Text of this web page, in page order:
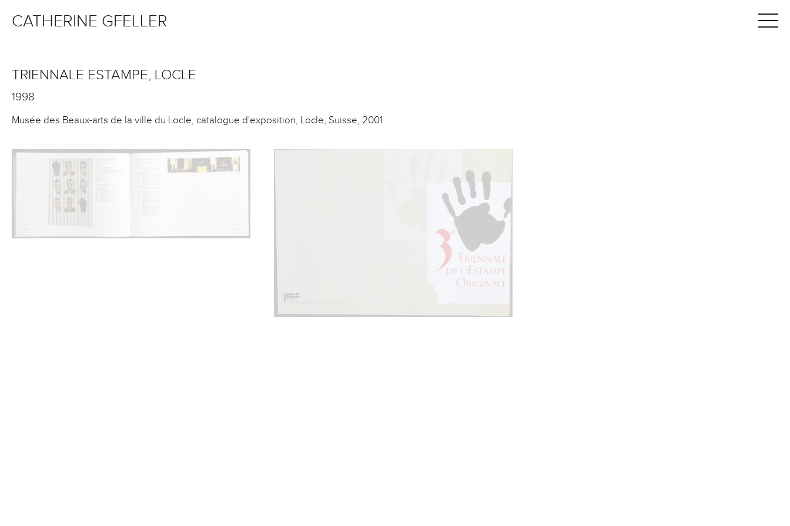
CATHERINE GFELLER
TRIENNALE ESTAMPE, LOCLE
1998
Musée des Beaux-arts de la ville du Locle, catalogue d'exposition, Locle, Suisse, 2001